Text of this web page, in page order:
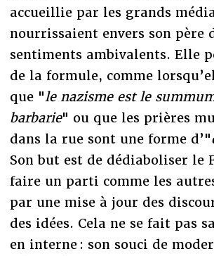
accueillie par les grands
nourrissaient envers son père
sentiments ambivalents. Elle
de la formule, comme
que "le nazisme est le
barbarie" ou que les prières
dans la rue sont une forme d’"
Son but est de dédiaboliser le
faire un parti comme les
par une mise à jour des
des idées. Cela ne se fait pas
en interne : son souci de